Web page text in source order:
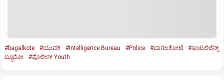
#bagalkote #ಯುವಕ #Intelligence Bureau #Police #ಬಾಗಲಕೋಟೆ
#ಇಂಟಲಿಜೆನ್ಸ್
ಬ್ಯೂರೋ
#ಪೊಲೀಸ್ Youth